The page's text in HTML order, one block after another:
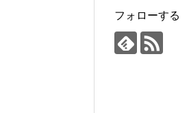
フォローする